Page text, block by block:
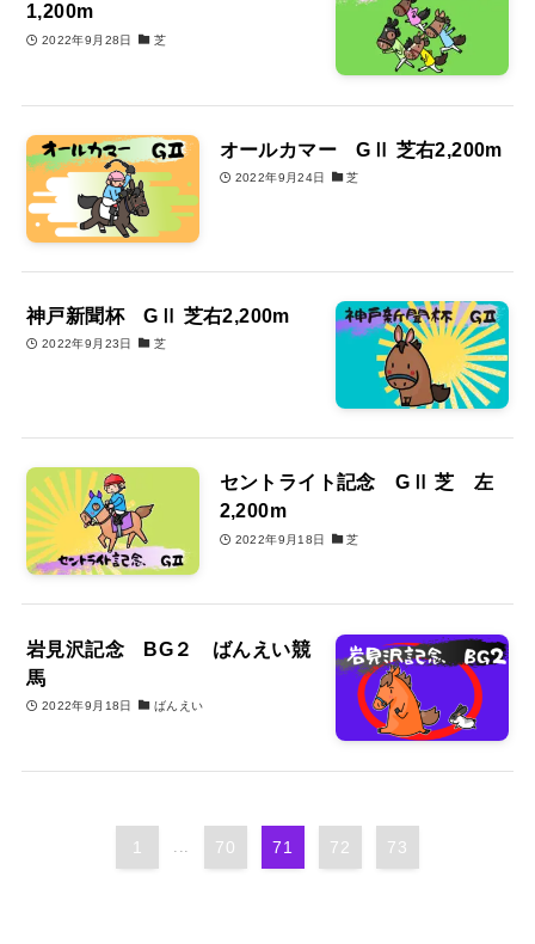
1,200m
2022年9月28日 芝
オールカマー GⅡ 芝右2,200m
2022年9月24日 芝
神戸新聞杯 GⅡ 芝右2,200m
2022年9月23日 芝
セントライト記念 GⅡ 芝 左
2,200m
2022年9月18日 芝
岩見沢記念 BG２ ばんえい競
馬
2022年9月18日 ばんえい
1 70 71 72 73